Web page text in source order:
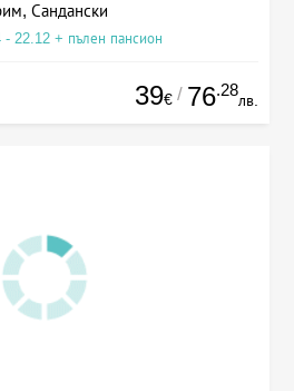
Сандански
- 22.12 + пълен пансион
39€ / 76.28
лв.